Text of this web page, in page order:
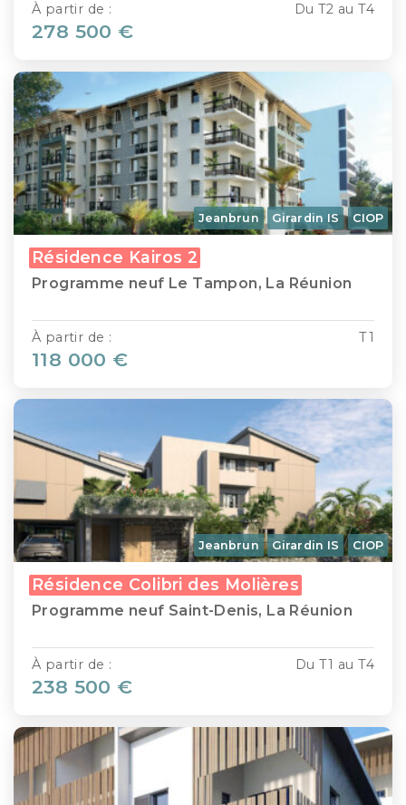
Du T2 au T4
À partir de :
278 500 €
Jeanbrun Girardin IS CIOP
Résidence Kairos 2
Programme neuf Le Tampon, La Réunion
T1
À partir de :
118 000 €
Jeanbrun Girardin IS CIOP
Résidence Colibri des Molières
Programme neuf Saint-Denis, La Réunion
Du T1 au T4
À partir de :
238 500 €